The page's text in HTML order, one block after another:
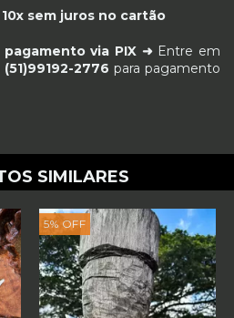
10x sem juros no cartão
via PIX ➜ Entre em
2776 para pagamento
SIMILARES
5% OFF